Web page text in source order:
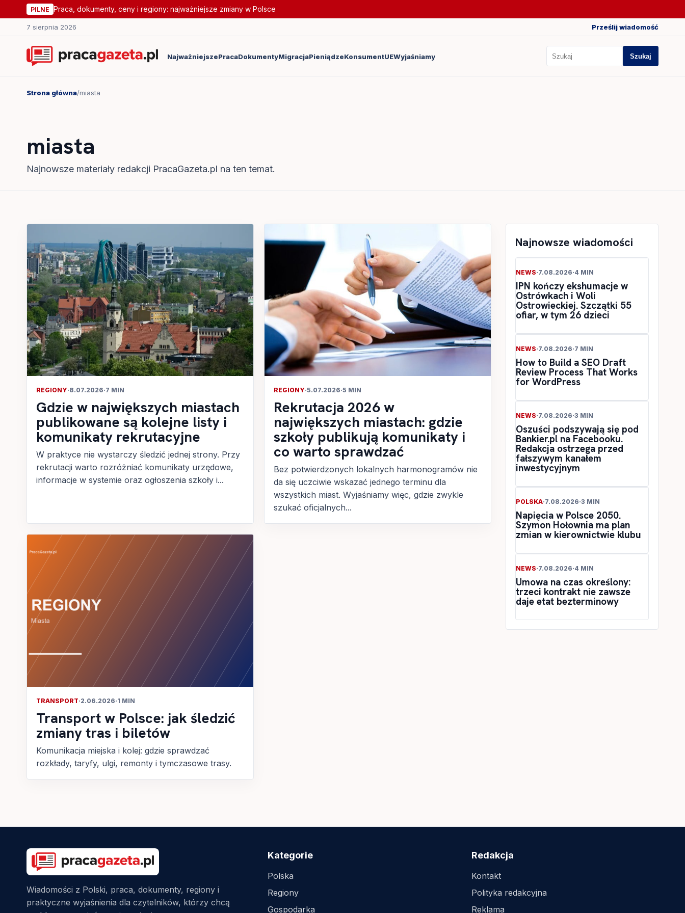
PILNE Praca, dokumenty, ceny i regiony: najważniejsze zmiany w Polsce
7 sierpnia 2026 Prześlij wiadomość
NajważniejszePracaDokumentyMigracjaPieniądzeKonsumentUEWyjaśniamy Szukaj
Szukaj
Strona główna/miasta
miasta
Najnowsze materiały redakcji PracaGazeta.pl na ten temat.
REGIONY·8.07.2026·7 MIN
Gdzie w największych miastach
publikowane są kolejne listy i
komunikaty rekrutacyjne
W praktyce nie wystarczy śledzić jednej strony. Przy
rekrutacji warto rozróżniać komunikaty urzędowe,
informacje w systemie oraz ogłoszenia szkoły i...
REGIONY·5.07.2026·5 MIN
Rekrutacja 2026 w
największych miastach: gdzie
szkoły publikują komunikaty i
co warto sprawdzać
Bez potwierdzonych lokalnych harmonogramów nie
da się uczciwie wskazać jednego terminu dla
wszystkich miast. Wyjaśniamy więc, gdzie zwykle
szukać oficjalnych...
TRANSPORT·2.06.2026·1 MIN
Transport w Polsce: jak śledzić
zmiany tras i biletów
Komunikacja miejska i kolej: gdzie sprawdzać
rozkłady, taryfy, ulgi, remonty i tymczasowe trasy.
Najnowsze wiadomości
NEWS·7.08.2026·4 MIN
IPN kończy ekshumacje w
Ostrówkach i Woli
Ostrowieckiej. Szczątki 55
ofiar, w tym 26 dzieci
NEWS·7.08.2026·7 MIN
How to Build a SEO Draft
Review Process That Works
for WordPress
NEWS·7.08.2026·3 MIN
Oszuści podszywają się pod
Bankier.pl na Facebooku.
Redakcja ostrzega przed
fałszywym kanałem
inwestycyjnym
POLSKA·7.08.2026·3 MIN
Napięcia w Polsce 2050.
Szymon Hołownia ma plan
zmian w kierownictwie klubu
NEWS·7.08.2026·4 MIN
Umowa na czas określony:
trzeci kontrakt nie zawsze
daje etat bezterminowy
Wiadomości z Polski, praca, dokumenty, regiony i
praktyczne wyjaśnienia dla czytelników, którzy chcą
Kategorie
Polska
Regiony
Gospodarka
Redakcja
Kontakt
Polityka redakcyjna
Reklama